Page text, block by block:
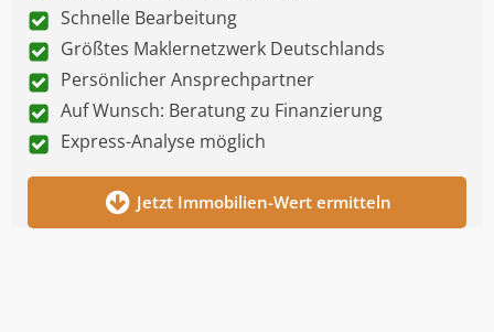
Schnelle Bearbeitung
Größtes Maklernetzwerk Deutschlands
Persönlicher Ansprechpartner
Auf Wunsch: Beratung zu Finanzierung
Express-Analyse möglich
Jetzt Immobilien-Wert ermitteln